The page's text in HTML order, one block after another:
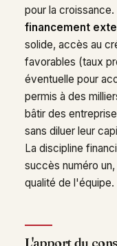
pour la croissance.
financement
solide, accès au
favorables (taux
éventuelle pour
permis à des
bâtir des
sans diluer leur
La discipline
succès numéro
qualité de l'équipe.
L'apport du